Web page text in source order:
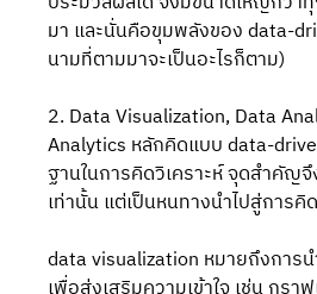
มา และนั่นคือขุมพลังของ data-
นามที่ตามมาจะเป็นอะไรก็ตาม)
2. Data Visualization, Data
Analytics หลักคิดแบบ data-
ฐานในการคิดวิเคราะห์ จุดสำคัญ
เท่านั้น แต่เป็นหนทางนำไปสู่การคิ
data visualization หมายถึงการ